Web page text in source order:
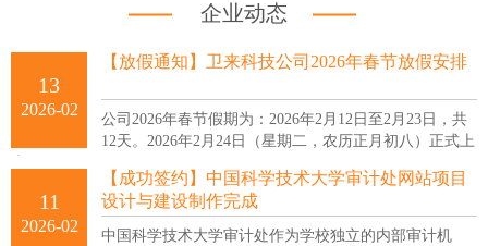
企业动态
13
2026-02
【放假通知】卫来科技公司2026年春节放假安排
公司2026年春节假期为：2026年2月12日至2月23日，共
12天。2026年2月24日（星期二，农历正月初八）正式上
11
2026-02
【成功签约】中国科学技术大学审计处网站项目
设计与建设制作完成
中国科学技术大学审计处作为学校独立的内部审计机